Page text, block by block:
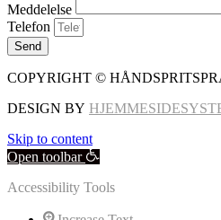
Meddelelse
Telefon
Send
COPYRIGHT ©
DESIGN BY
Skip to content
Open toolbar
Accessibility Tools